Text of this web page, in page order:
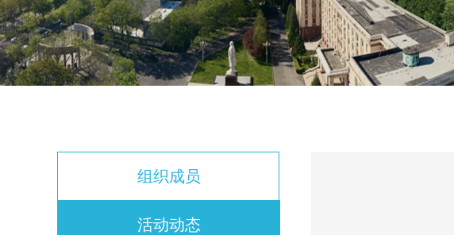
组织成员
活动动态